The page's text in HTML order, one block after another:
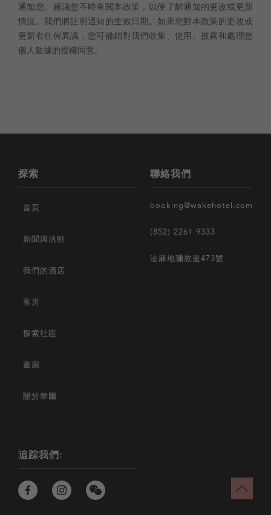
通知您。建議您不時查閱本政策，以便了解通知的更改或更新
情況。我們將註明通知的生效日期。如果您對本政策的更改或
更新有任何異議，您可撤銷對我們收集、使用、披露和處理您
個人數據的授權同意。
探索
首頁
新聞與活動
我們的酒店
客房
探索社區
畫廊
關於華爾
聯絡我們
booking@wakehotel.com
(852) 2261 9333
油麻地彌敦道473號
追踪我們: